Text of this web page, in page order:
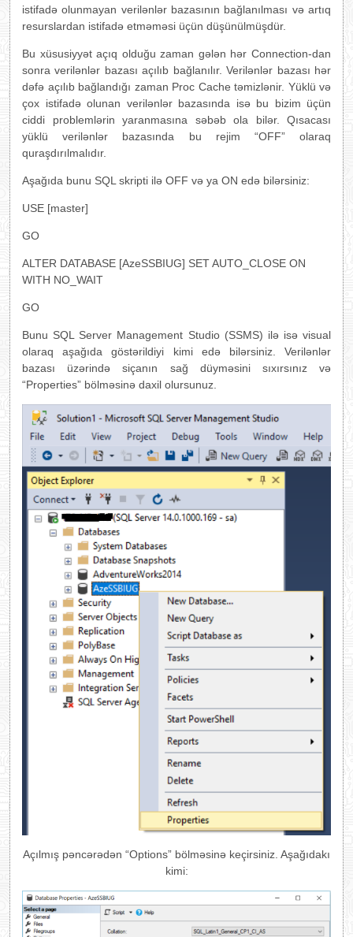
istifadə olunmayan verilənlər bazasının bağlanılması və artıq
resurslardan istifadə etməməsi üçün düşünülmüşdür.
Bu xüsusiyyət açıq olduğu zaman gələn hər Connection-dan
sonra verilənlər bazası açılıb bağlanılır. Verilənlər bazası hər
dəfə açılıb bağlandığı zaman Proc Cache təmizlənir. Yüklü və
çox istifadə olunan verilənlər bazasında isə bu bizim üçün
ciddi problemlərin yaranmasına səbəb ola bilər. Qısacası
yüklü verilənlər bazasında bu rejim “OFF” olaraq
quraşdırılmalıdır.
Aşağıda bunu SQL skripti ilə OFF və ya ON edə bilərsiniz:
USE [master]
GO
ALTER DATABASE [AzeSSBIUG] SET AUTO_CLOSE ON
WITH NO_WAIT
GO
Bunu SQL Server Management Studio (SSMS) ilə isə visual
olaraq aşağıda göstərildiyi kimi edə bilərsiniz. Verilənlər
bazası üzərində siçanın sağ düyməsini sıxırsınız və
“Properties” bölməsinə daxil olursunuz.
Açılmış pəncərədən “Options” bölməsinə keçirsiniz. Aşağıdakı
kimi: